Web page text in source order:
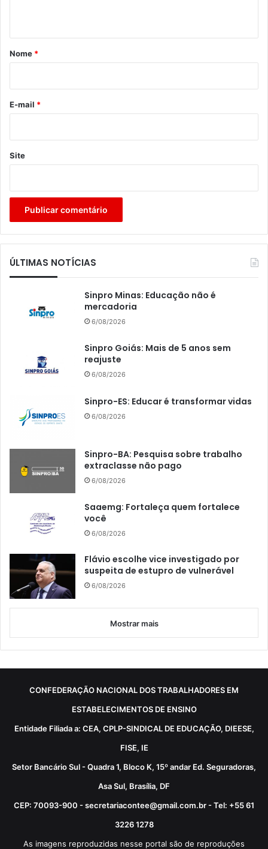
r
*
Nome *
E-mail *
Site
ÚLTIMAS NOTÍCIAS
Sinpro Minas: Educação não é
mercadoria
6/08/2026
Sinpro Goiás: Mais de 5 anos sem
reajuste
6/08/2026
Sinpro-ES: Educar é transformar vidas
6/08/2026
Sinpro-BA: Pesquisa sobre trabalho
extraclasse não pago
6/08/2026
Saaemg: Fortaleça quem fortalece
você
6/08/2026
Flávio escolhe vice investigado por
suspeita de estupro de vulnerável
6/08/2026
Mostrar mais
CONFEDERAÇÃO NACIONAL DOS TRABALHADORES EM
ESTABELECIMENTOS DE ENSINO
Entidade Filiada a: CEA, CPLP-SINDICAL DE EDUCAÇÃO, DIEESE,
FISE, IE
Setor Bancário Sul - Quadra 1, Bloco K, 15º andar Ed. Seguradoras,
Asa Sul, Brasília, DF
CEP: 70093-900 - secretariacontee@gmail.com.br - Tel: +55 61
3226 1278
As imagens reproduzidas nesse portal são de reproduções